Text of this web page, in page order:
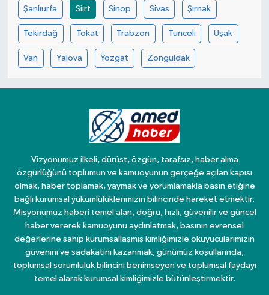
Şanlıurfa Siirt Sinop Sivas Şırnak
Tekirdağ Tokat Trabzon Tunceli Uşak
Van Yalova Yozgat Zonguldak
Vizyonumuz ilkeli, dürüst, özgün, tarafsız, haber alma
özgürlüğünü toplumun ve kamuoyunun gerçeğe açılan kapısı
olmak, haber toplamak, yaymak ve yorumlamakla basın etiğine
bağlı kurumsal yükümlülüklerimizin bilincinde hareket etmektir.
Misyonumuz haberi temel alan, doğru, hızlı, güvenilir ve güncel
haber vererek kamuoyunu aydınlatmak, basının evrensel
değerlerine sahip kurumsallaşmış kimliğimizle okuyucularımızın
güvenini ve sadakatini kazanmak, günümüz koşullarında,
toplumsal sorumluluk bilincini benimseyen ve toplumsal faydayı
temel alarak kurumsal kimliğimizle bütünleştirmektir.